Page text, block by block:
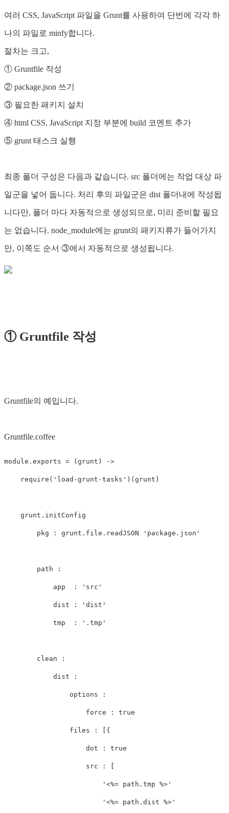
여러 CSS, JavaScript 파일을 Grunt를 사용하여 단번에 각각 하
나의 파일로 minfy합니다.
절차는 크고,
① Gruntfile 작성
② package.json 쓰기
③ 필요한 패키지 설치
④ html CSS, JavaScript 지정 부분에 build 코멘트 추가
⑤ grunt 태스크 실행
최종 폴더 구성은 다음과 같습니다. src 폴더에는 작업 대상 파
일군을 넣어 둡니다. 처리 후의 파일군은 dist 폴더내에 작성됩
니다만, 폴더 마다 자동적으로 생성되므로, 미리 준비할 필요
는 없습니다. node_module에는 grunt의 패키지류가 들어가지
만, 이쪽도 순서 ③에서 자동적으로 생성됩니다.
① Gruntfile 작성
Gruntfile의 예입니다.
Gruntfile.coffee
module . exports = ( grunt ) ->
require ( 'load-grunt-tasks' )( grunt )
grunt . initConfig
pkg : grunt . file . readJSON 'package.json'
path :
app : 'src'
dist : 'dist'
tmp : '.tmp'
clean :
dist :
options :
force : true
files : [{
dot : true
src :
'<%= path.tmp %>'
'<%= path.dist %>'